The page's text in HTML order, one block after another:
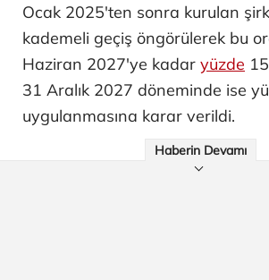
Ocak 2025'ten sonra kurulan
kademeli geçiş öngörülerek bu
Haziran 2027'ye kadar yüzde
31 Aralık 2027 döneminde ise
uygulanmasına karar verildi.
Haberin Devamı